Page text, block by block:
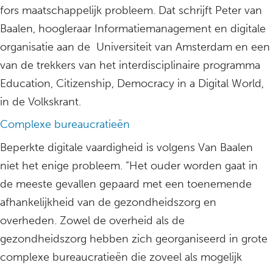
fors maatschappelijk probleem. Dat schrijft Peter van
Baalen, hoogleraar Informatiemanagement en digitale
organisatie aan de Universiteit van Amsterdam en een
van de trekkers van het interdisciplinaire programma
Education, Citizenship, Democracy in a Digital World,
in de Volkskrant.
Complexe bureaucratieën
Beperkte digitale vaardigheid is volgens Van Baalen
niet het enige probleem. “Het ouder worden gaat in
de meeste gevallen gepaard met een toenemende
afhankelijkheid van de gezondheidszorg en
overheden. Zowel de overheid als de
gezondheidszorg hebben zich georganiseerd in grote
complexe bureaucratieën die zoveel als mogelijk